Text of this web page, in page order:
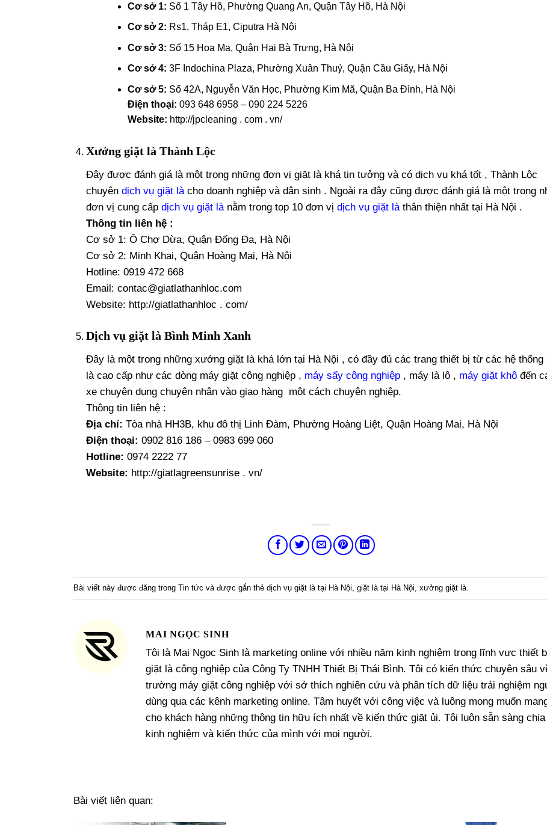
Cơ sở 1: Số 1 Tây Hồ, Phường Quang An, Quận Tây Hồ, Hà Nội
Cơ sở 2: Rs1, Tháp E1, Ciputra Hà Nội
Cơ sở 3: Số 15 Hoa Ma, Quận Hai Bà Trưng, Hà Nội
Cơ sở 4: 3F Indochina Plaza, Phường Xuân Thuỷ, Quận Cầu Giấy, Hà Nội
Cơ sở 5: Số 42A, Nguyễn Văn Học, Phường Kim Mã, Quận Ba Đình, Hà Nội
Điện thoại: 093 648 6958 – 090 224 5226
Website: http://jpcleaning . com . vn/
Xưởng giặt là Thành Lộc
Đây được đánh giá là một trong những đơn vị giặt là khá tin tưởng và có dịch vụ khá tốt , Thành Lộc
chuyên dịch vụ giặt làcho doanh nghiệp và dân sinh . Ngoài ra đây cũng được đánh giá là một trong
đơn vị cung cấp dịch vụ giặt lànằm trong top 10 đơn vị dịch vụ giặt làthân thiện nhất tại Hà Nội .
Thông tin liên hệ :
Cơ sở 1: Ô Chợ Dừa, Quận Đống Đa, Hà Nội
Cơ sở 2: Minh Khai, Quận Hoàng Mai, Hà Nội
Hotline: 0919 472 668
Email: contac@giatlathanhloc.com
Website: http://giatlathanhloc . com/
Dịch vụ giặt là Bình Minh Xanh
Đây là một trong những xưởng giặt là khá lớn tại Hà Nội , có đầy đủ các trang thiết bị từ các hệ thống
là cao cấp như các dòng máy giặt công nghiệp , máy sấy công nghiệp, máy là lô , máy giặt khôđến
xe chuyên dụng chuyên nhận vào giao hàng một cách chuyên nghiệp.
Thông tin liên hệ :
Địa chỉ: Tòa nhà HH3B, khu đô thị Linh Đàm, Phường Hoàng Liệt, Quận Hoàng Mai, Hà Nội
Điện thoại: 0902 816 186 – 0983 699 060
Hotline: 0974 2222 77
Website: http://giatlagreensunrise . vn/
Bài viết này được đăng trong Tin tức và được gắn thẻ dịch vụ giặt là tại Hà Nội giặt là tại Hà Nội xưởng giặt là
MAI NGỌC SINH
Tôi là Mai Ngọc Sinh là marketing online với nhiều năm kinh nghiệm trong lĩnh vực thiết
giặt là công nghiệp của Công Ty TNHH Thiết Bị Thái Bình. Tôi có kiến thức chuyên sâu
trường máy giặt công nghiệp với sở thích nghiên cứu và phân tích dữ liệu trải nghiệm
dùng qua các kênh marketing online. Tâm huyết với công việc và luông mong muốn
cho khách hàng những thông tin hữu ích nhất về kiến thức giặt ủi. Tôi luôn sẵn sàng
kinh nghiệm và kiến thức của mình với mọi người.
Bài viết liên quan: